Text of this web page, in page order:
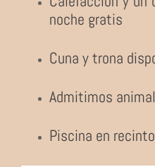
noche gratis
Cuna y trona
Admitimos
Piscina en